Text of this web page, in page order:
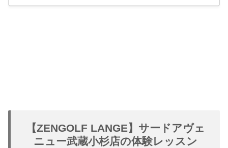
【ZENGOLF LANGE】サードアヴェ
ニュー武蔵小杉店の体験レッスン